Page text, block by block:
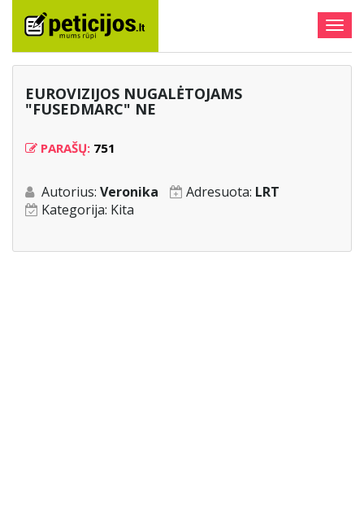
EUROVIZIJOS NUGALĖTOJAMS
"FUSEDMARC" NE
PARAŠŲ: 751
Autorius: Veronika Adresuota: LRT
Kategorija: Kita